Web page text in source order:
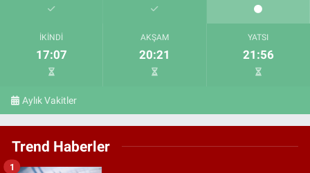
İKINDI
17:07
AKŞAM
20:21
YATSI
21:56
Aylık Vakitler
Trend Haberler
1